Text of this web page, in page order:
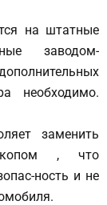
на штатные
заводом-
необходимо.
заменить
, что
ность и не